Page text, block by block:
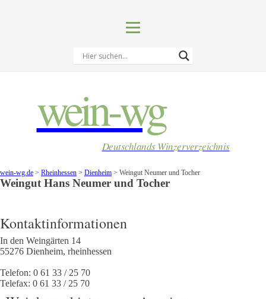
wein-wg
Deutschlands Winzerverzeichnis
wein-wg.de > Rheinhessen > Dienheim > Weingut Neumer und Tocher
Weingut Hans Neumer und Tocher
Kontaktinformationen
In den Weingärten 14
55276 Dienheim, rheinhessen
Telefon: 0 61 33 / 25 70
Telefax: 0 61 33 / 25 70